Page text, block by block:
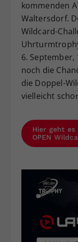
kommenden
Waltersdorf.
Wildcard-
6.
noch die
die Doppel-
vielleicht
Hier geht es
OPEN